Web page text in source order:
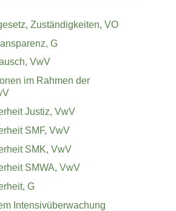
Zuständigkeiten, VO
G
VwV
im Rahmen der
Justiz, VwV
SMF, VwV
SMK, VwV
SMWA, VwV
G
Intensivüberwachung